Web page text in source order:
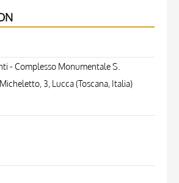
- Complesso Monumentale S.
3, Lucca (Toscana, Italia)